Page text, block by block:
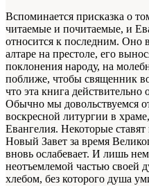
Вспоминается присказка о
читаемые и почитаемые, и
относится к последним. Оно
алтаре на престоле, его
поклонения народу, на
поближе, чтобы священник
что эта книга
Обычно мы довольствуемся
воскресной литургии в
Евангелия. Некоторые ставят
Новый Завет за время
вновь ослабевает. И лишь
неотъемлемой частью своей
хлебом, без которого душа